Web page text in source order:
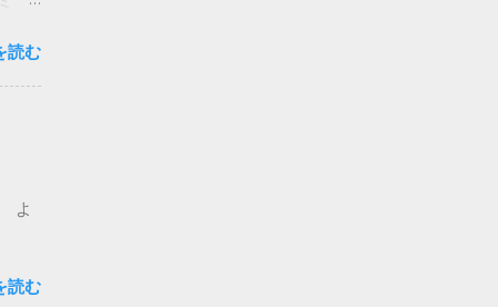
ト
の
る
い
の
読む
よ
読む